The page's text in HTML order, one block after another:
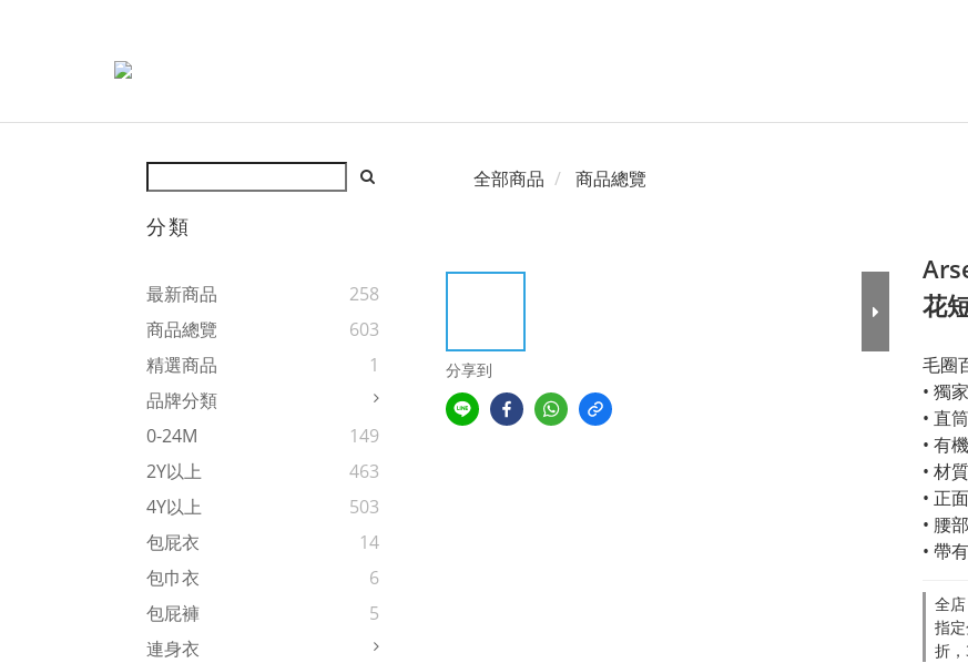
分類
最新商品
258
商品總覽
603
精選商品
1
品牌分類
0-24M
149
2Y以上
463
4Y以上
503
包屁衣
14
包巾衣
6
包屁褲
5
連身衣
全部商品 商品總覽
分享到
花
毛圈
• 獨
• 直
• 有
• 材
• 正
• 腰
• 帶
全
指
折